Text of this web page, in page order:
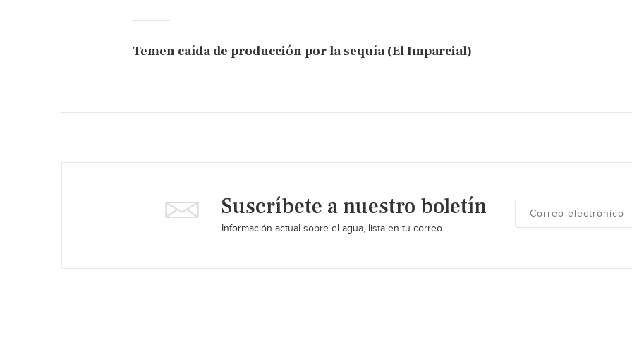
Temen caída de producción por la sequía (El Imparcial)
Suscríbete a nuestro boletín
Información actual sobre el agua, lista en tu correo.